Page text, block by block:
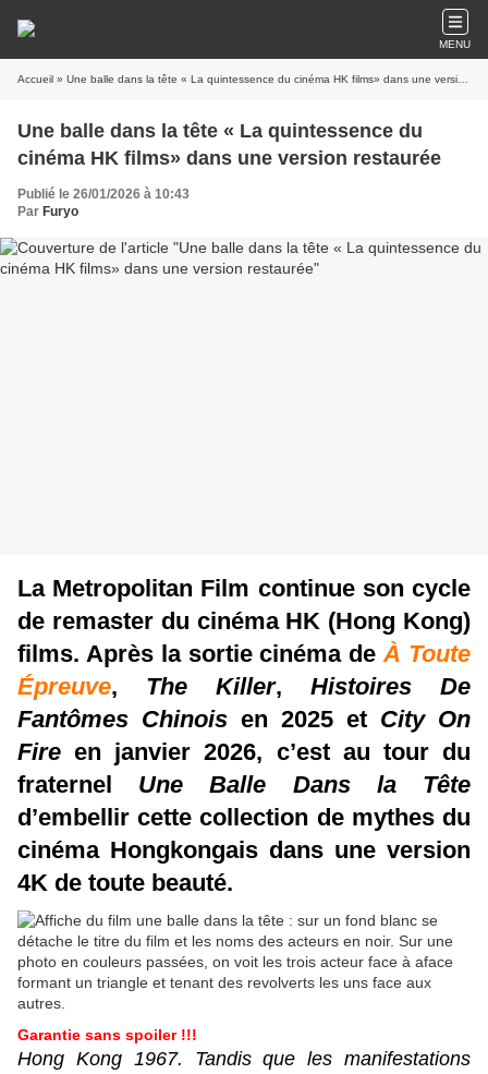
MENU
Accueil » Une balle dans la tête « La quintessence du cinéma HK films» dans une version restaurée
Une balle dans la tête « La quintessence du
cinéma HK films» dans une version restaurée
Publié le 26/01/2026 à 10:43
Par Furyo
La Metropolitan Film continue son cycle
de remaster du cinéma HK (Hong Kong)
films. Après la sortie cinéma deÀ Toute
Épreuve, The Killer, Histoires De
Fantômes Chinois en 2025 et City On
Fire en janvier 2026, c’est au tour du
fraternel Une Balle Dans la Tête
d’embellir cette collection de mythes du
cinéma Hongkongais dans une version
4K de toute beauté.
Garantie sans spoiler !!!
Hong Kong 1967. Tandis que les manifestations